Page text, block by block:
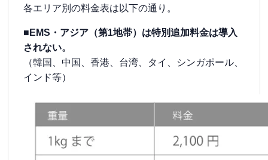
各エリア別の料金表は以下の通り。
■EMS・アジア（第1地帯）は特別追加料金は導入
されない。
（韓国、中国、香港、台湾、タイ、シンガポール、
インド等）